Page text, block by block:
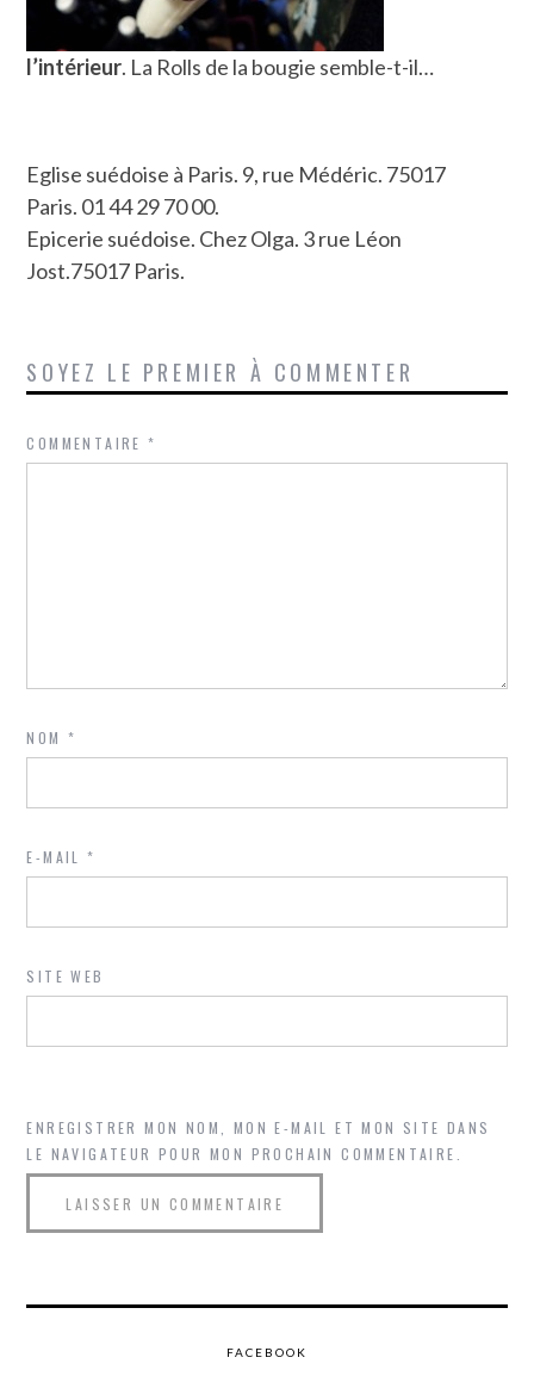
l’intérieur. La Rolls de la bougie semble-t-il…
Eglise suédoise à Paris. 9, rue Médéric. 75017
Paris. 01 44 29 70 00.
Epicerie suédoise. Chez Olga. 3 rue Léon
Jost.75017 Paris.
SOYEZ LE PREMIER À COMMENTER
COMMENTAIRE*
NOM*
E-MAIL*
SITE WEB
ENREGISTRER MON NOM, MON E-MAIL ET MON SITE DANS
LE NAVIGATEUR POUR MON PROCHAIN COMMENTAIRE.
FACEBOOK